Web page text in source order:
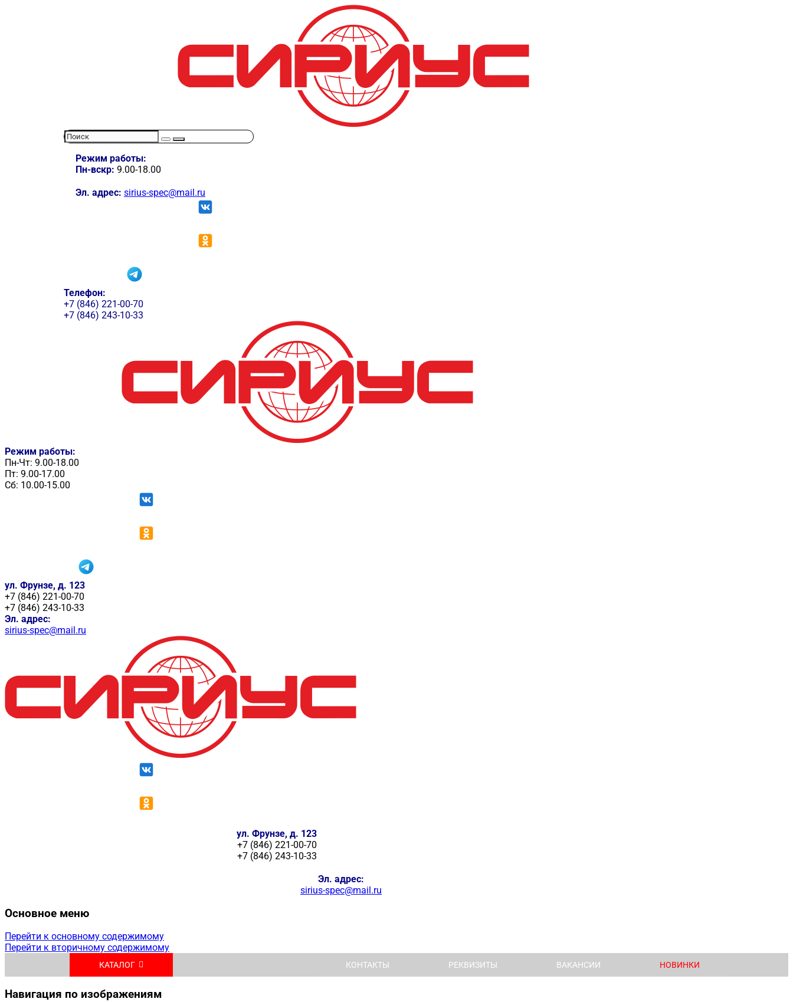
Режим работы:
Пн-вскр: 9.00-18.00
Эл. адрес: sirius-spec@mail.ru
Телефон:
+7 (846) 221-00-70
+7 (846) 243-10-33
Режим работы:
Пн-Чт: 9.00-18.00
Пт: 9.00-17.00
Сб: 10.00-15.00
ул. Фрунзе, д. 123
+7 (846) 221-00-70
+7 (846) 243-10-33
Эл. адрес:
sirius-spec@mail.ru
ул. Фрунзе, д. 123
+7 (846) 221-00-70
+7 (846) 243-10-33
Эл. адрес:
sirius-spec@mail.ru
Основное меню
Перейти к основному содержимому
Перейти к вторичному содержимому
КАТАЛОГ КОНТАКТЫ РЕКВИЗИТЫ ВАКАНСИИ НОВИНКИ
Навигация по изображениям